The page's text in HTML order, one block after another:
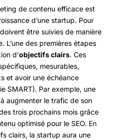
de contenu efficace est
d’une startup. Pour
être suivies de manière
L’une des premières étapes
d’objectifs clairs. Ces
mesurables,
et avoir une échéance
SMART). Par exemple, une
augmenter le trafic de son
trois prochains mois grâce
optimisé pour le SEO. En
clairs, la startup aura une